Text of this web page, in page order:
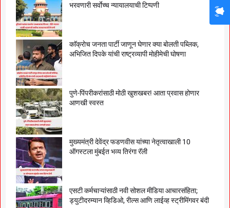
भरवणारी सर्वाेच्च न्यायालयाची टिप्पणी
काॅक्राेच जनता पार्टी जाणून घेणार क्या बाेलती पब्लिक,
अभिजित दिपके यांची राष्ट्रव्यापी माेहीमेची घाेषणा
पुणे-पिंपरीकरांसाठी मोठी खुशखबर! आता प्रवास होणार
आणखी स्वस्त
मुख्यमंत्री देवेंद्र फडणवीस यांच्या नेतृत्वाखाली 10
ऑगस्टला मुंबईत भव्य तिरंगा रॅली
एसटी कर्मचाऱ्यांसाठी नवी सोशल मीडिया आचारसंहिता;
ड्युटीदरम्यान व्हिडिओ, रील्स आणि लाईव्ह स्ट्रीमिंगवर बंदी